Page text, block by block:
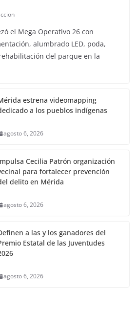
el Mega Operativo 26 con
alumbrado LED, poda,
del parque en la
estrena videomapping
a los pueblos indígenas
agosto 6, 2026
Cecilia Patrón organización
para fortalecer prevención
delito en Mérida
agosto 6, 2026
a las y los ganadores del
Estatal de las Juventudes
agosto 6, 2026